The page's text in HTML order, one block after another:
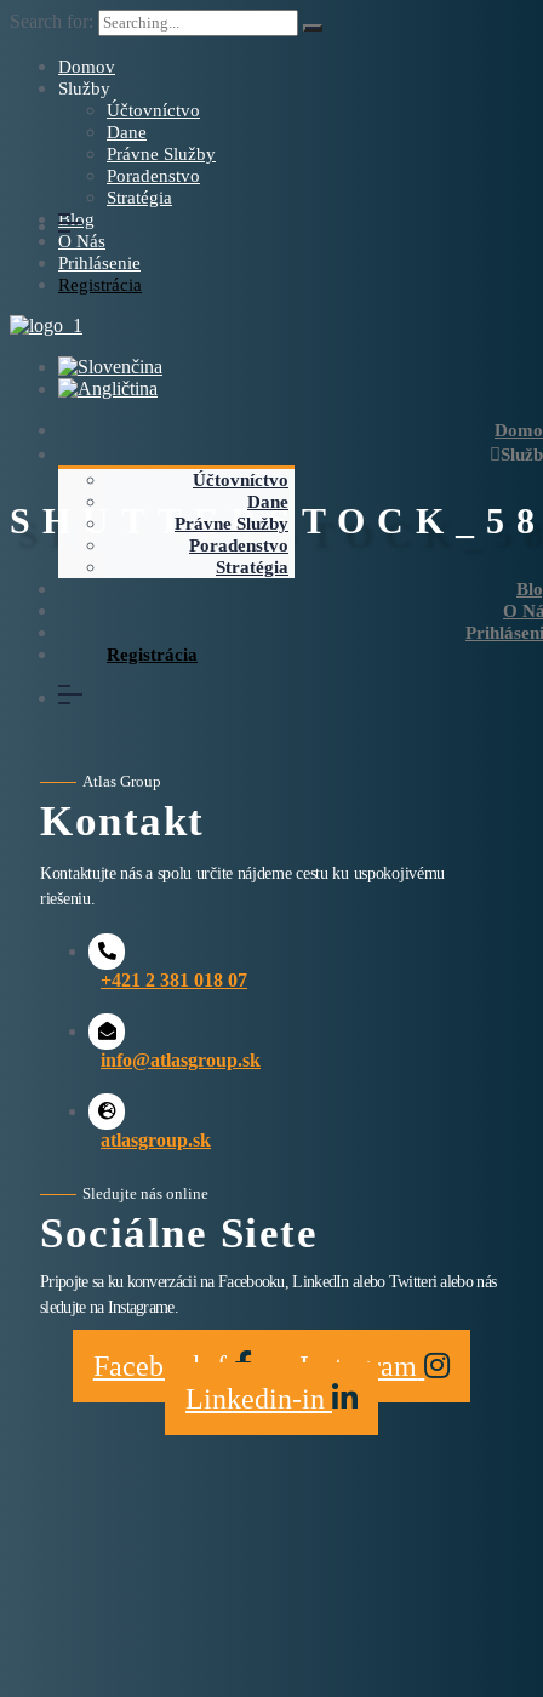
Search for:
Domov
Služby
Účtovníctvo
Dane
Právne Služby
Poradenstvo
Stratégia
Blog
O Nás
Prihlásenie
Registrácia
Účtovníctvo
Dane
Právne Služby
Poradenstvo
Stratégia
O
Registrácia
Atlas Group
Kontakt
Kontaktujte nás a spolu určite nájdeme cestu ku uspokojivému
riešeniu.
+421 2 381 018 07
info@atlasgroup.sk
atlasgroup.sk
Sledujte nás online
Sociálne Siete
Pripojte sa ku konverzácii na Facebooku, LinkedIn alebo Twitteri alebo nás
sledujte na Instagrame.
Facebook-f
Instagram
Linkedin-in